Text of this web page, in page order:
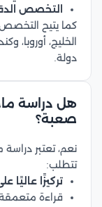
التخصص
كما يتيح
الخليج،
دولة.
هل دراسة
صعبة؟
نعم، تعتبر دراسة
تتطلب:
تركيزًا عاليًا
قراءة